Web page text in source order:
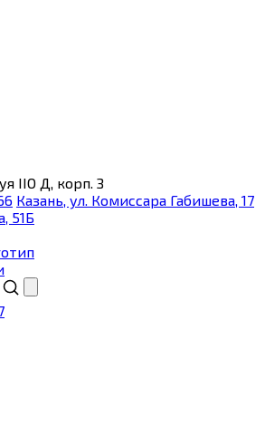
IIO Д, корп. З
Казань, ул. Комиссара Габишева, 17
51Б